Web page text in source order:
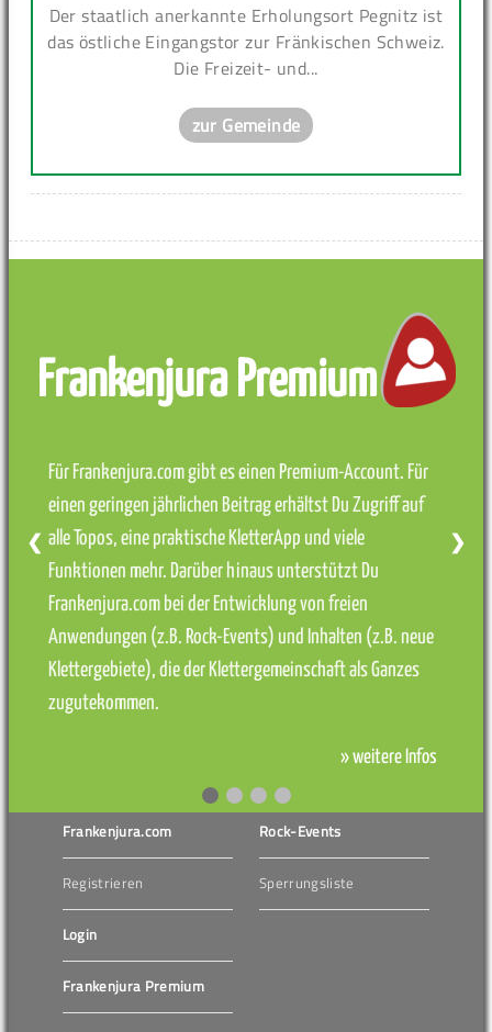
Der staatlich anerkannte Erholungsort Pegnitz ist
das östliche Eingangstor zur Fränkischen Schweiz.
Die Freizeit- und...
zur Gemeinde
Frankenjura Premium
Für Frankenjura.com gibt es einen Premium-Account. Für
einen geringen jährlichen Beitrag erhältst Du Zugriff auf
alle Topos, eine praktische KletterApp und viele
Funktionen mehr. Darüber hinaus unterstützt Du
Frankenjura.com bei der Entwicklung von freien
Anwendungen (z.B. Rock-Events) und Inhalten (z.B. neue
Klettergebiete), die der Klettergemeinschaft als Ganzes
zugutekommen.
» weitere Infos
❮ ❯
Frankenjura.com
Registrieren
Login
Frankenjura Premium
Rock-Events
Sperrungsliste